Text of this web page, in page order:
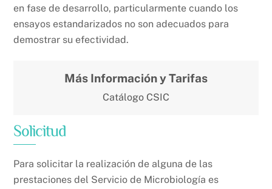
en fase de desarrollo, particularmente cuando los
ensayos estandarizados no son adecuados para
demostrar su efectividad.
Más Información y Tarifas
Catálogo CSIC
Solicitud
Para solicitar la realización de alguna de las
prestaciones del Servicio de Microbiología es